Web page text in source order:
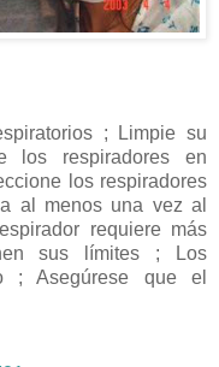
; Limpie su
los respiradores en
los respiradores
al menos una vez al
requiere más
sus límites ; Los
; Asegúrese que el